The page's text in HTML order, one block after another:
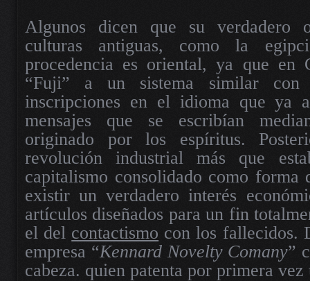
Algunos dicen que su verdadero
culturas antiguas, como la
procedencia es oriental, ya que en
“Fuji” a un sistema similar con
inscripciones en el idioma que ya
mensajes que se escribían
originado por los espíritus.
revolución industrial más que
capitalismo consolidado como forma
existir un verdadero interés
artículos diseñados para un fin
el del contactismo con los fallecidos.
empresa “Kennard Novelty Comany”
cabeza. quien patenta por primera